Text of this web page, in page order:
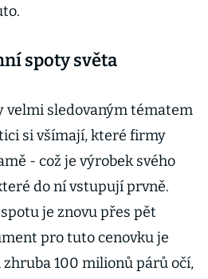
spoty světa
velmi sledovaným tématem
si všímají, které firmy
- což je výrobek svého
do ní vstupují prvně.
je znovu přes pět
pro tuto cenovku je
zhruba 100 milionů párů očí,